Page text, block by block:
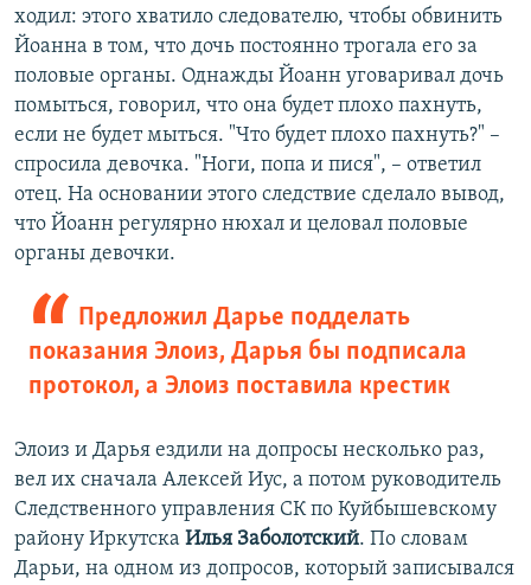
ходил: этого хватило следователю, чтобы обвинить
Йоанна в том, что дочь постоянно трогала его за
половые органы. Однажды Йоанн уговаривал дочь
помыться, говорил, что она будет плохо пахнуть,
если не будет мыться. "Что будет плохо пахнуть?" –
спросила девочка. "Ноги, попа и пися", – ответил
отец. На основании этого следствие сделало вывод,
что Йоанн регулярно нюхал и целовал половые
органы девочки.
Предложил Дарье подделать
показания Элоиз, Дарья бы подписала
протокол, а Элоиз поставила крестик
Элоиз и Дарья ездили на допросы несколько раз,
вел их сначала Алексей Иус, а потом руководитель
Следственного управления СК по Куйбышевскому
району Иркутска Илья Заболотский. По словам
Дарьи, на одном из допросов, который записывался